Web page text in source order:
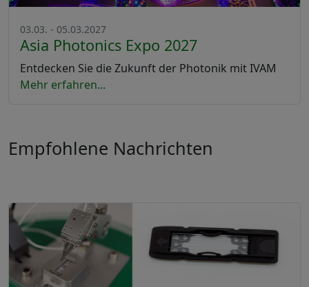
03.03. - 05.03.2027
Asia Photonics Expo 2027
Entdecken Sie die Zukunft der Photonik mit IVAM
Mehr erfahren...
Empfohlene Nachrichten